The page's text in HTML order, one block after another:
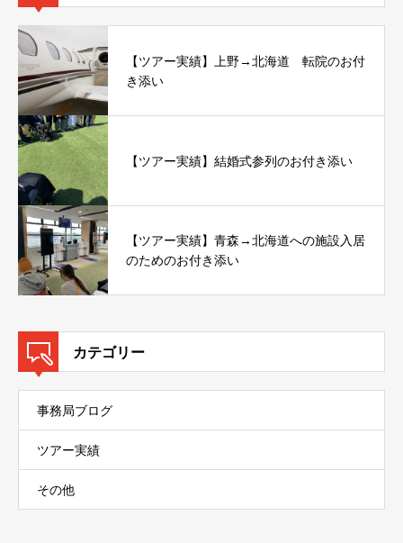
【ツアー実績】上野→北海道 転院のお付
き添い
【ツアー実績】結婚式参列のお付き添い
【ツアー実績】青森→北海道への施設入居
のためのお付き添い
カテゴリー
事務局ブログ
ツアー実績
その他